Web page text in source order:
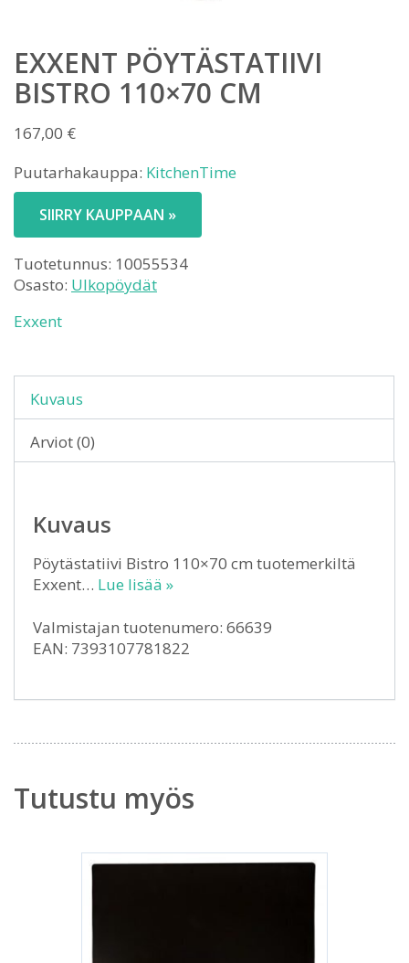
EXXENT PÖYTÄSTATIIVI
BISTRO 110×70 CM
167,00 €
Puutarhakauppa: KitchenTime
SIIRRY KAUPPAAN »
Tuotetunnus: 10055534
Osasto: Ulkopöydät
Exxent
Kuvaus
Arviot (0)
Kuvaus
Pöytästatiivi Bistro 110×70 cm tuotemerkiltä
Exxent… Lue lisää »
Valmistajan tuotenumero: 66639
EAN: 7393107781822
Tutustu myös